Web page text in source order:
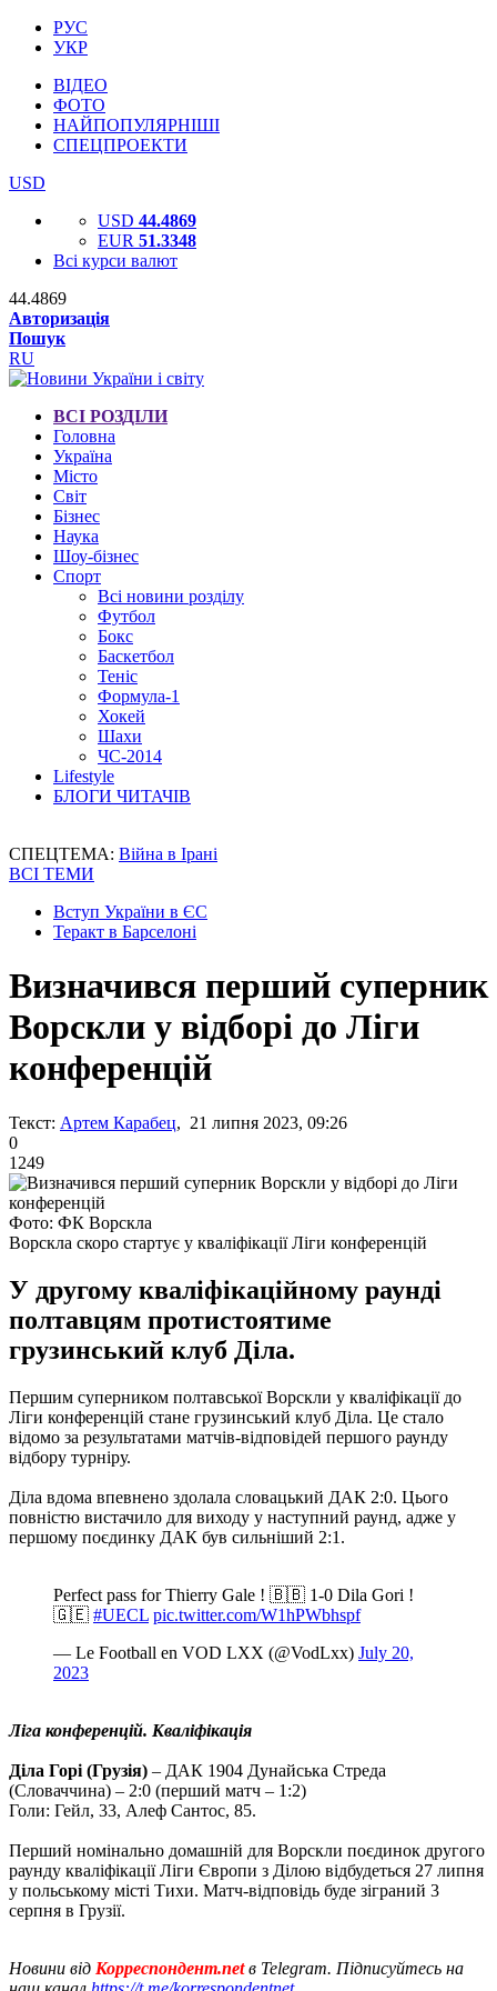
РУС
УКР
ВІДЕО
ФОТО
НАЙПОПУЛЯРНІШІ
СПЕЦПРОЕКТИ
USD
USD 44.4869
EUR 51.3348
Всі курси валют
44.4869
Авторизація
Пошук
RU
ВСІ РОЗДІЛИ
Головна
Україна
Місто
Світ
Бізнес
Наука
Шоу-бізнес
Спорт
Всі новини розділу
Футбол
Бокс
Баскетбол
Теніс
Формула-1
Хокей
Шахи
ЧС-2014
Lifestyle
БЛОГИ ЧИТАЧІВ
СПЕЦТЕМА: Війна в Ірані
ВСІ ТЕМИ
Вступ України в ЄС
Теракт в Барселоні
Визначився перший суперник
Ворскли у відборі до Ліги
конференцій
Текст: Артем Карабец, 21 липня 2023, 09:26
0
1249
Фото: ФК Ворскла
Ворскла скоро стартує у кваліфікації Ліги конференцій
У другому кваліфікаційному раунді
полтавцям протистоятиме
грузинський клуб Діла.
Першим суперником полтавської Ворскли у кваліфікації до
Ліги конференцій стане грузинський клуб Діла. Це стало
відомо за результатами матчів-відповідей першого раунду
відбору турніру.
Діла вдома впевнено здолала словацький ДАК 2:0. Цього
повністю вистачило для виходу у наступний раунд, адже у
першому поєдинку ДАК був сильніший 2:1.
Perfect pass for Thierry Gale ! 🇧🇧 1-0 Dila Gori !
🇬🇪 #UECL pic.twitter.com/W1hPWbhspf
— Le Football en VOD LXX (@VodLxx) July 20,
2023
Ліга конференцій. Кваліфікація
Діла Горі (Грузія) – ДАК 1904 Дунайська Стреда
(Словаччина) – 2:0 (перший матч – 1:2)
Голи: Гейл, 33, Алеф Сантос, 85.
Перший номінально домашній для Ворскли поєдинок другого
раунду кваліфікації Ліги Європи з Ділою відбудеться 27 липня
у польському місті Тихи. Матч-відповідь буде зіграний 3
серпня в Грузії.
Новини від Корреспондент.netв Telegram. Підписуйтесь на